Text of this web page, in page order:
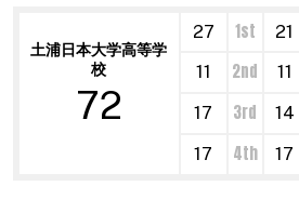
土浦日本大学高等学
校
72
27 1st
21
11 2nd
11
17
3rd
14
17
4th 17